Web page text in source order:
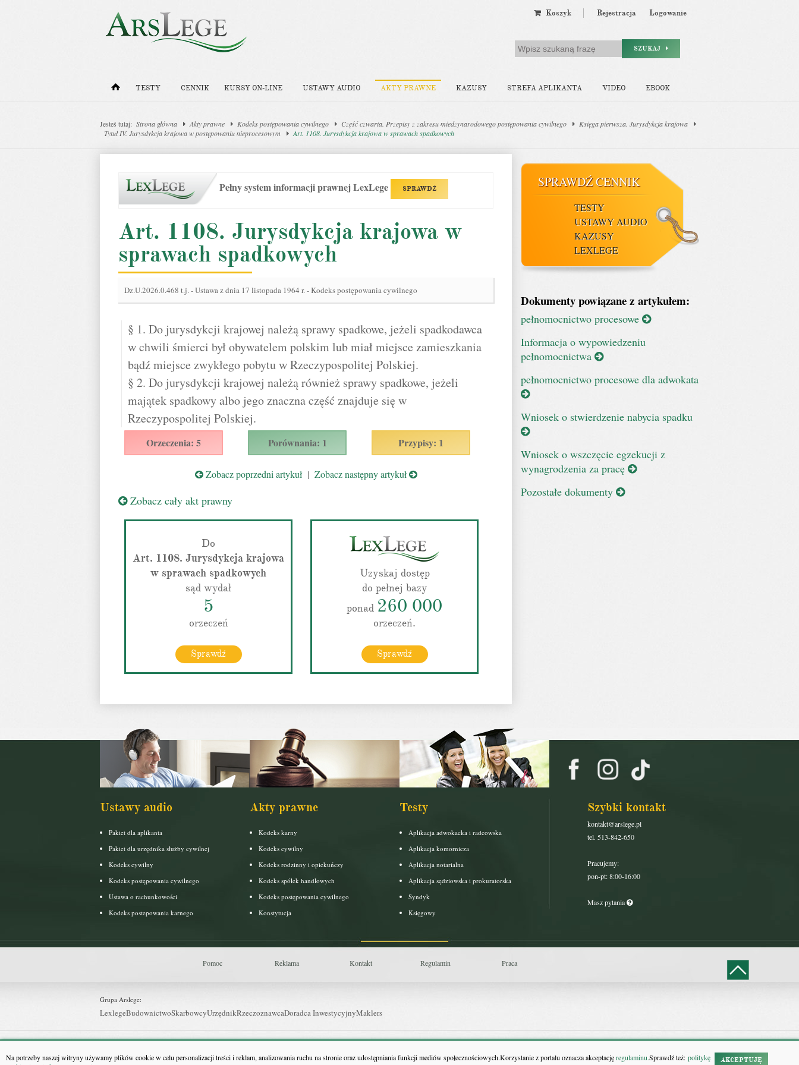
Na potrzeby naszej witryny używamy plików cookie w celu personalizacji treści i reklam, analizowania ruchu na stronie oraz udostępniania funkcji mediów społecznościowych.Korzystanie z portalu oznacza akceptacjęregulaminu.Sprawdź też: politykę
AKCEPTUJĘ
Koszyk Rejestracja Logowanie
SZUKAJ
TESTY CENNIK KURSY ON-LINE USTAWY AUDIO AKTY PRAWNE KAZUSY STREFA APLIKANTA VIDEO EBOOK
Jesteś tutaj: Strona główna Akty prawne Kodeks postępowania cywilnego Część czwarta. Przepisy z zakresu miedzynarodowego postępowania cywilnego
Księga pierwsza. Jurysdykcja krajowa
Tytuł IV. Jurysdykcja krajowa w postępowaniu nieprocesowym
Art. 1108. Jurysdykcja krajowa w sprawach spadkowych
Pełny system informacji prawnej LexLege SPRAWDŹ
Art. 1108. Jurysdykcja krajowa w
sprawach spadkowych
Dz.U.2026.0.468 t.j.-Ustawa z dnia 17 listopada 1964 r. - Kodeks postępowania cywilnego
§ 1. Do jurysdykcji krajowej należą sprawy spadkowe, jeżeli spadkodawca
w chwili śmierci był obywatelem polskim lub miał miejsce zamieszkania
bądź miejsce zwykłego pobytu w Rzeczypospolitej Polskiej.
§ 2. Do jurysdykcji krajowej należą również sprawy spadkowe, jeżeli
majątek spadkowy albo jego znaczna część znajduje się w
Rzeczypospolitej Polskiej.
Orzeczenia: 5 Porównania: 1 Przypisy: 1
Zobacz poprzedni artykuł| Zobacz następny artykuł
Zobacz cały akt prawny
Do
Art. 1108. Jurysdykcja krajowa
w sprawach spadkowych
sąd wydał
5
orzeczeń
Sprawdź
Uzyskaj dostęp
do pełnej bazy
ponad 260 000
orzeczeń.
Sprawdź
SPRAWDŹ CENNIK
TESTY
USTAWY AUDIO
KAZUSY
LEXLEGE
Dokumenty powiązane z artykułem:
pełnomocnictwo procesowe
Informacja o wypowiedzeniu
pełnomocnictwa
pełnomocnictwo procesowe dla adwokata
Wniosek o stwierdzenie nabycia spadku
Wniosek o wszczęcie egzekucji z
wynagrodzenia za pracę
Pozostałe dokumenty
Ustawy audio
Pakiet dla aplikanta
Pakiet dla urzędnika służby cywilnej
Kodeks cywilny
Kodeks postępowania cywilnego
Ustawa o rachunkowości
Kodeks postepowania karnego
Akty prawne
Kodeks karny
Kodeks cywilny
Kodeks rodzinny i opiekuńczy
Kodeks spółek handlowych
Kodeks postępowania cywilnego
Konstytucja
Testy
Aplikacja adwokacka i radcowska
Aplikacja komornicza
Aplikacja notarialna
Aplikacja sędziowska i prokuratorska
Syndyk
Księgowy
Szybki kontakt
kontakt@arslege.pl
tel. 513-842-650
Pracujemy:
pon-pt: 8:00-16:00
Masz pytania
Pomoc Reklama Kontakt Regulamin Praca
Grupa Arslege:
LexlegeBudownictwoSkarbowcyUrzędnikRzeczoznawcaDoradca InwestycyjnyMaklers
Grupa Bonnier:
Puls BiznesuBankierPuls MedycynyMonitor FirmPuls FarmacjiPit.pl